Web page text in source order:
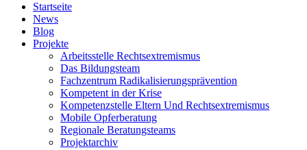
Startseite
News
Blog
Projekte
Arbeitsstelle Rechtsextremismus
Das Bildungsteam
Fachzentrum Radikalisierungsprävention
Kompetent in der Krise
Kompetenzstelle Eltern Und Rechtsextremismus
Mobile Opferberatung
Regionale Beratungsteams
Projektarchiv